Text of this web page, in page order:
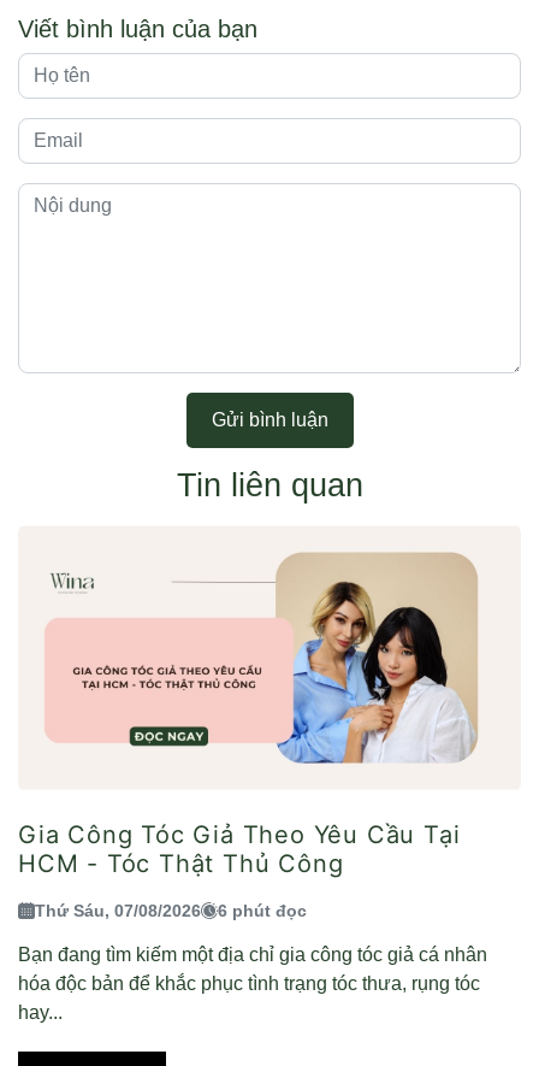
Viết bình luận của bạn
Gửi bình luận
Tin liên quan
Gia Công Tóc Giả Theo Yêu Cầu Tại
HCM - Tóc Thật Thủ Công
Thứ Sáu, 07/08/2026 6 phút đọc
Bạn đang tìm kiếm một địa chỉ gia công tóc giả cá nhân
hóa độc bản để khắc phục tình trạng tóc thưa, rụng tóc
hay...